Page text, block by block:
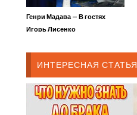
Генри Мадава — В гостях
Игорь Лисенко
ИНТЕРЕСНАЯ СТАТЬЯ